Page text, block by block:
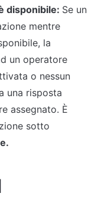
disponibile: Se un
mentre
la
un operatore
o nessun
una risposta
assegnato. È